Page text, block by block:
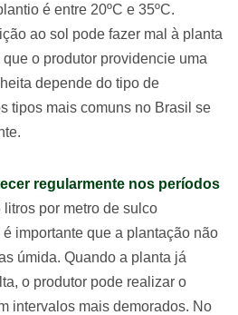
é entre 20ºC e 35ºC.
ao sol pode fazer mal à planta
o produtor providencie uma
depende do tipo de
tipos mais comuns no Brasil se
regularmente nos períodos
litros por metro de sulco
importante que a plantação não
úmida. Quando a planta já
o produtor pode realizar o
intervalos mais demorados. No